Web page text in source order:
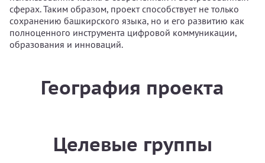
сферах. Таким образом, проект способствует не только
сохранению башкирского языка, но и его развитию как
полноценного инструмента цифровой коммуникации,
образования и инноваций.
География проекта
Целевые группы